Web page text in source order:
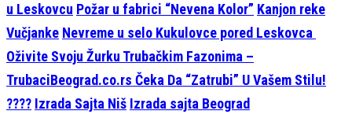
u Leskovcu Požar u fabrici “Nevena Kolor” Kanjon reke
Vučjanke Nevreme u selo Kukulovce pored Leskovca
Oživite Svoju Žurku Trubačkim Fazonima –
TrubaciBeograd.co.rs Čeka Da “Zatrubi” U Vašem Stilu!
???? Izrada Sajta Niš Izrada sajta Beograd